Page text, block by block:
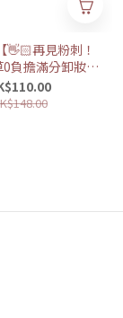
👋🏻再見粉刺！
負擔滿分卸妝油
有效期至2026年
魚腥草溶解黑